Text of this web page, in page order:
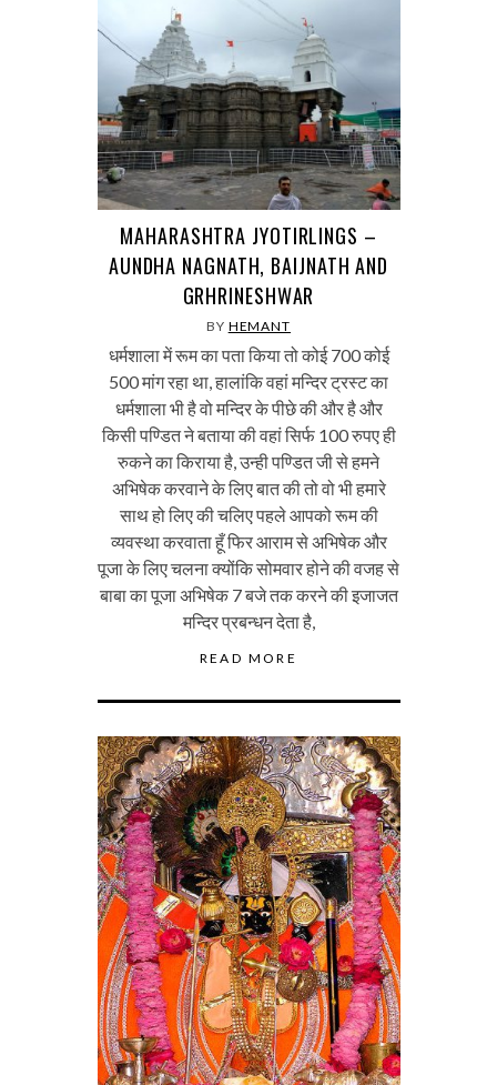
MAHARASHTRA JYOTIRLINGS –
AUNDHA NAGNATH, BAIJNATH AND
GRHRINESHWAR
BY HEMANT
धर्मशाला में रूम का पता किया तो कोई 700 कोई
500 मांग रहा था, हालांकि वहां मन्दिर ट्रस्ट का
धर्मशाला भी है वो मन्दिर के पीछे की और है और
किसी पण्डित ने बताया की वहां सिर्फ 100 रुपए ही
रुकने का किराया है, उन्ही पण्डित जी से हमने
अभिषेक करवाने के लिए बात की तो वो भी हमारे
साथ हो लिए की चलिए पहले आपको रूम की
व्यवस्था करवाता हूँ फिर आराम से अभिषेक और
पूजा के लिए चलना क्योंकि सोमवार होने की वजह से
बाबा का पूजा अभिषेक 7 बजे तक करने की इजाजत
मन्दिर प्रबन्धन देता है,
READ MORE